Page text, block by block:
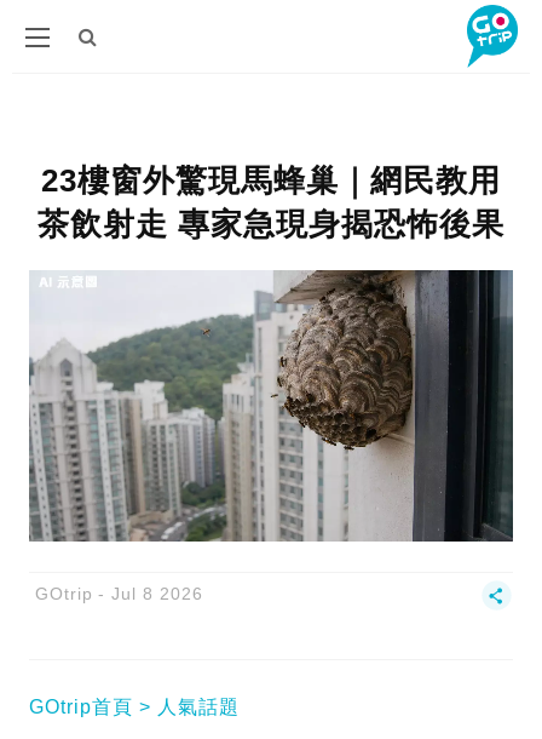
23樓窗外驚現馬蜂巢｜網民教用
茶飲射走 專家急現身揭恐怖後果
GOtrip Jul 8 2026
GOtrip首頁 人氣話題